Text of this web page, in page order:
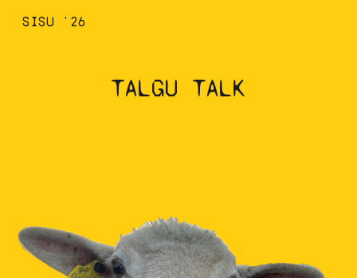
Skip to main content
SISU '26
TALGU TALK